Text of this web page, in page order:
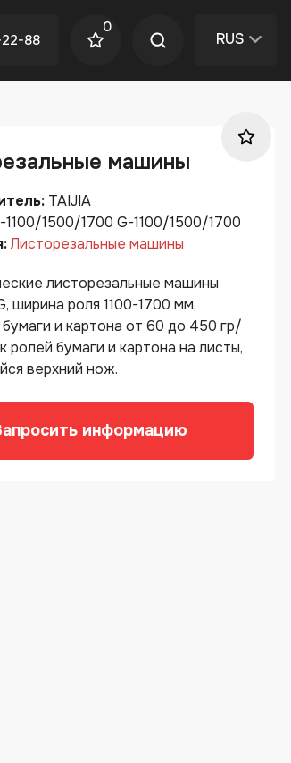
22-88
0
RUS
машины
TAIJIA
1100/1500/1700 G-1100/1500/1700
Листорезальные машины
листорезальные машины
ширина роля 1100-1700 мм,
и картона от 60 до 450 гр/
ролей бумаги и картона на листы,
верхний нож.
информацию